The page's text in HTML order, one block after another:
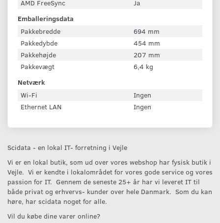
AMD FreeSync
Ja
Emballeringsdata
Pakkebredde
694 mm
Pakkedybde
454 mm
Pakkehøjde
207 mm
Pakkevægt
6,4 kg
Netværk
Wi-Fi
Ingen
Ethernet LAN
Ingen
Scidata - en lokal IT- forretning i Vejle
Vi er en lokal butik, som ud over vores webshop har fysisk butik i
Vejle. Vi er kendte i lokalområdet for vores gode service og vores
passion for IT. Gennem de seneste 25+ år har vi leveret IT til
både privat og erhvervs- kunder over hele Danmark. Som du kan
høre, har scidata noget for alle.
Vil du købe dine varer online?